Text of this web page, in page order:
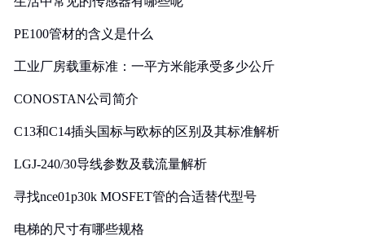
PE100管材的含义是什么
工业厂房载重标准：一平方米能承受多少公斤
CONOSTAN公司简介
C13和C14插头国标与欧标的区别及其标准解析
LGJ-240/30导线参数及载流量解析
寻找nce01p30k MOSFET管的合适替代型号
电梯的尺寸有哪些规格